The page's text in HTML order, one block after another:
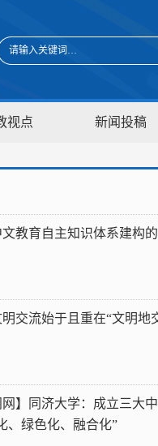
视点 新闻投稿
教育自主知识体系建构
交流始于且重在“文明地
网】同济大学：成立三大
、绿色化、融合化”